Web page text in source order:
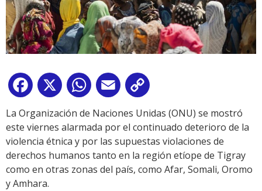
Facebook
X WhatsApp
Email
Link
La Organización de Naciones Unidas (ONU) se mostró
este viernes alarmada por el continuado deterioro de la
violencia étnica y por las supuestas violaciones de
derechos humanos tanto en la región etíope de Tigray
como en otras zonas del país, como Afar, Somali, Oromo
y Amhara.